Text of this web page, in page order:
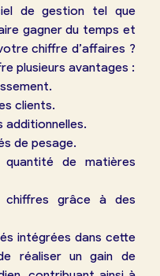
de gestion tel que
gagner du temps et
chiffre d’affaires ?
plusieurs avantages :
clients.
de pesage.
de matières
grâce à des
intégrées dans cette
réaliser un gain de